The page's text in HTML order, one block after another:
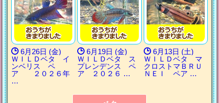
6月26日 (金)
ＷＩＬＤベタ イ
ンベリス ペ
ア ２０２６年
…
6月19日 (金)
ＷＩＬＤベタ ス
プレンデンス ペ
ア ２０２６ …
6月13日 (土)
ＷＩＬＤベタ マ
クロストマＢＲＵ
ＮＥＩ ペア …